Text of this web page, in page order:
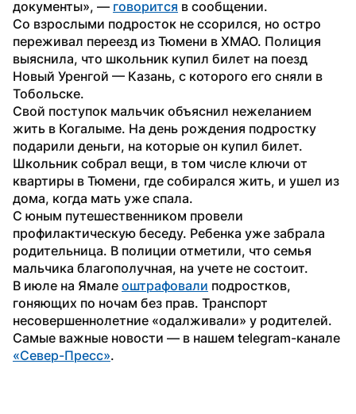
документы», — говорится в сообщении.
Со взрослыми подросток не ссорился, но остро
переживал переезд из Тюмени в ХМАО. Полиция
выяснила, что школьник купил билет на поезд
Новый Уренгой — Казань, с которого его сняли в
Тобольске.
Свой поступок мальчик объяснил нежеланием
жить в Когалыме. На день рождения подростку
подарили деньги, на которые он купил билет.
Школьник собрал вещи, в том числе ключи от
квартиры в Тюмени, где собирался жить, и ушел из
дома, когда мать уже спала.
С юным путешественником провели
профилактическую беседу. Ребенка уже забрала
родительница. В полиции отметили, что семья
мальчика благополучная, на учете не состоит.
В июле на Ямале оштрафовали подростков,
гоняющих по ночам без прав. Транспорт
несовершеннолетние «одалживали» у родителей.
«Север-Пресс».